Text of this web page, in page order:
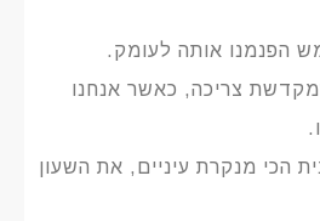
הפנמנו אותה לעומק.
צריכה, כאשר אנחנו
הכי מנקרת עיניים, את השעון